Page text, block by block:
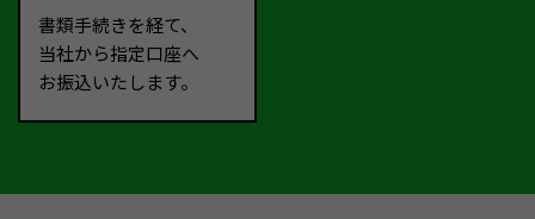
書類手続きを経て、
当社から指定口座へ
お振込いたします。